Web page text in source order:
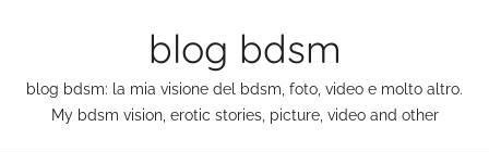
blog bdsm
blog bdsm: la mia visione del bdsm, foto, video e molto altro.
My bdsm vision, erotic stories, picture, video and other